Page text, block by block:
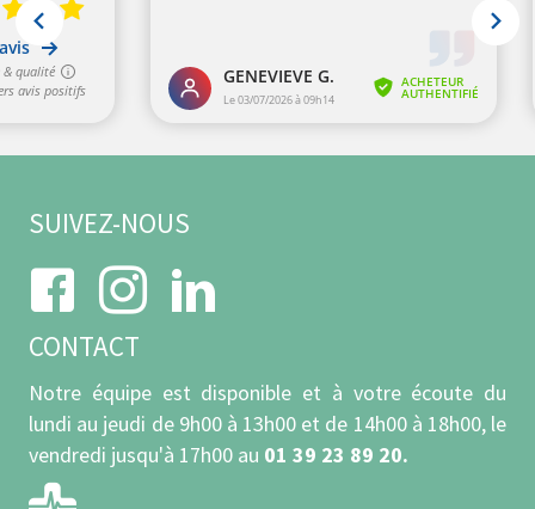
SUIVEZ-NOUS
CONTACT
Notre équipe est disponible et à votre écoute du
lundi au jeudi de 9h00 à 13h00 et de 14h00 à 18h00, le
vendredi jusqu'à 17h00 au 01 39 23 89 20.